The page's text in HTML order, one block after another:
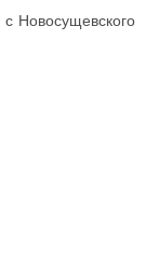
Новосущевского